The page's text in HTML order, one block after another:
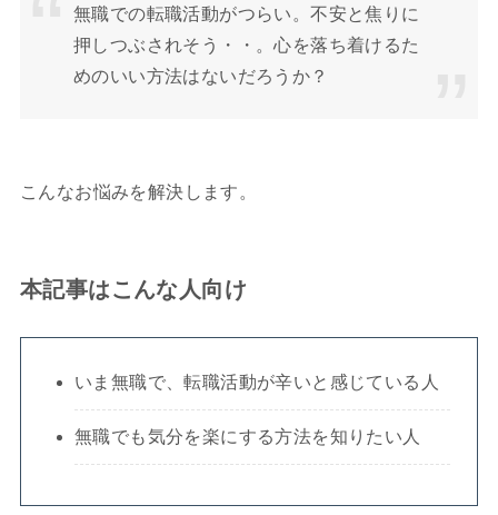
無職での転職活動がつらい。不安と焦りに
押しつぶされそう・・。心を落ち着けるた
めのいい方法はないだろうか？
こんなお悩みを解決します。
本記事はこんな人向け
いま無職で、転職活動が辛いと感じている人
無職でも気分を楽にする方法を知りたい人